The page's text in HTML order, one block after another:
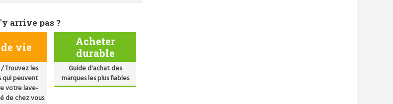
arrive pas ?
vie
Trouvez les
qui peuvent
votre lave-
de chez vous
Acheter
durable
Guide d'achat des
marques les plus fiables